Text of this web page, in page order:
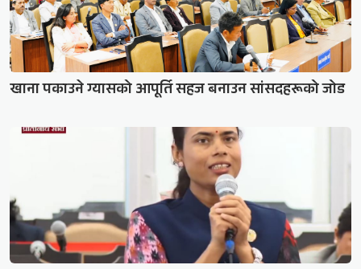
खाना पकाउने ग्यासको आपूर्ति सहज बनाउन सांसदहरूको जोड